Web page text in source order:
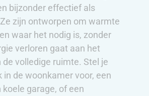
bijzonder effectief als
zijn ontworpen om warmte
waar het nodig is, zonder
verloren gaat aan het
volledige ruimte. Stel je
in de woonkamer voor, een
garage, of een